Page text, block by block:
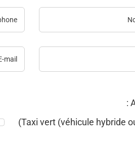
Taxi vert (véhicule hybride